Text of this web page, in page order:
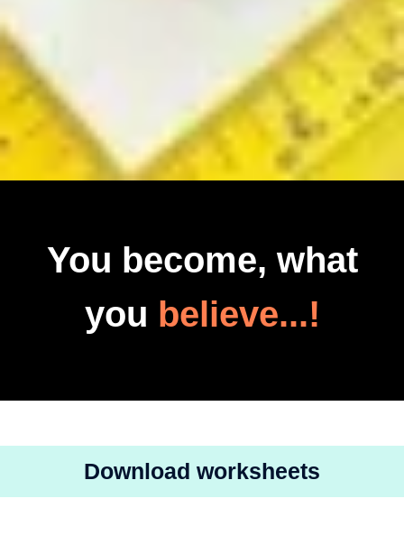
You become, what
you believe...!
Download worksheets